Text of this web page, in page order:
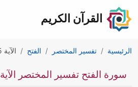
القرآن الكريم
الرئيسية تفسير المختصر الفتح الآية 15
سورة الفتح تفسير المختصر الآية 15